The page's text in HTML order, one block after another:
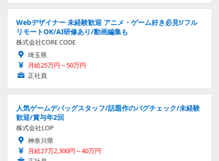
Webデザイナー 未経験歓迎 アニメ・ゲーム好き必見!/フル
リモートOK/AI研修あり/動画編集も
株式会社CORE CODE
埼玉県
月給25万円～50万円
正社員
人気ゲームデバッグスタッフ/話題作のバグチェック/未経験
歓迎/賞与年2回
株式会社LOP
神奈川県
月給27万2,300円～40万円